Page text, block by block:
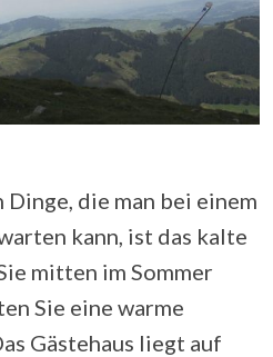
die man bei einem
kann, ist das kalte
mitten im Sommer
Sie eine warme
Gästehaus liegt auf